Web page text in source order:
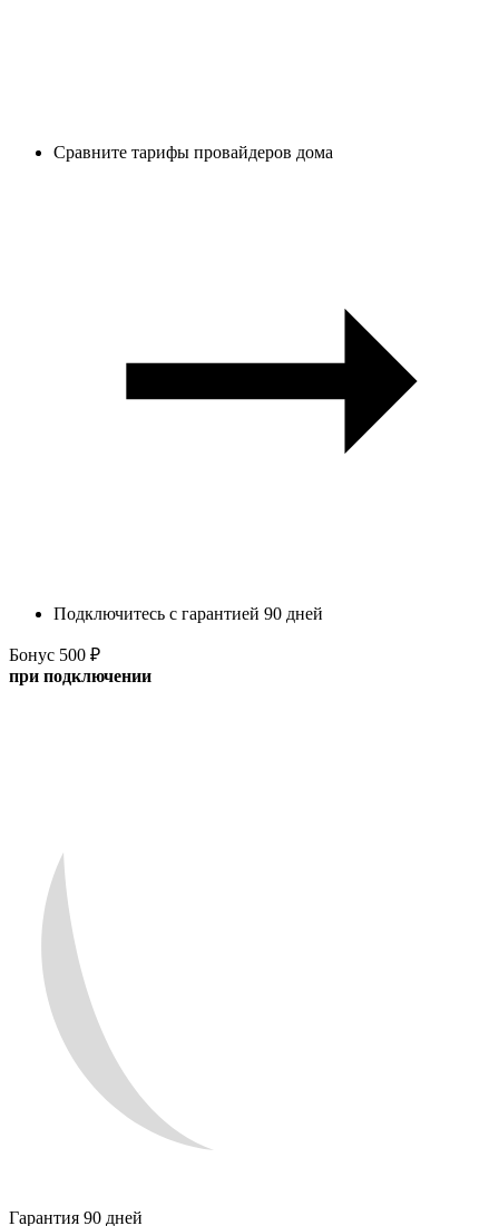
Сравните тарифы провайдеров дома
Подключитесь с гарантией 90 дней
Бонус 500 ₽
при подключении
Гарантия 90 дней